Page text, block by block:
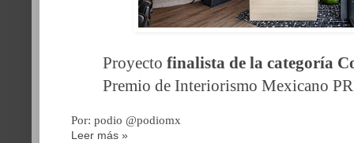
Proyecto finalista de la categoría
Premio de Interiorismo Mexicano
Por: podio @podiomx
Leer más »